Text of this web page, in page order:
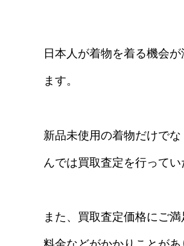
日本人が着物を着る機会
ます。
新品未使用の着物だけで
んでは買取査定を行ってい
また、買取査定価格にご